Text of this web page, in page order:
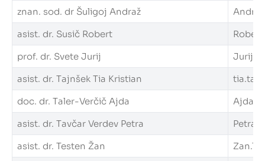
znan. sod. dr Šuligoj Andraž
asist. dr. Susič Robert
prof. dr. Svete Jurij
asist. dr. Tajnšek Tia Kristian
doc. dr. Taler-Verčič Ajda
asist. dr. Tavčar Verdev Petra
asist. dr. Testen Žan